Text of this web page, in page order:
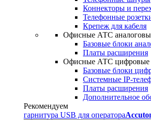
Коннекторы и
Телефонные
Крепеж для кабеля
Офисные АТС
Базовые блоки
Платы расширения
Офисные АТС цифровые
Базовые блоки
Системные IP-
Платы расширения
Дополнительное
Рекомендуем
гарнитура USB для оператора